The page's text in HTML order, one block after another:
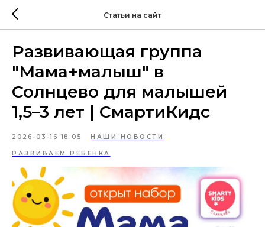
Статьи на сайт
Развивающая группа
"Мама+малыш" в
Солнцево для малышей
1,5–3 лет | СмартиКидс
2026-03-16 18:05 НАШИ НОВОСТИ
РАЗВИВАЕМ РЕБЕНКА